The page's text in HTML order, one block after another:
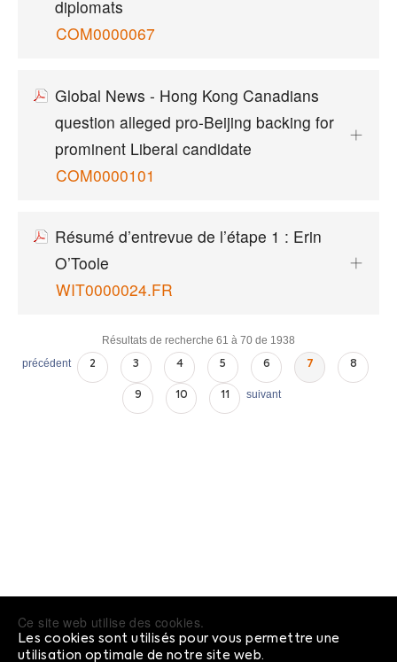
Ce site web utilise des cookies.
Les cookies sont utilisés pour vous permettre une
utilisation optimale de notre site web.
diplomats
COM0000067
Global News - Hong Kong Canadians
question alleged pro-Beijing backing for
prominent Liberal candidate
COM0000101
Résumé d’entrevue de l’étape 1 : Erin
O’Toole
WIT0000024.FR
Résultats de recherche 61 à 70 de 1938
précédent
2 3 4 5 6 7 8
9 10 11 suivant